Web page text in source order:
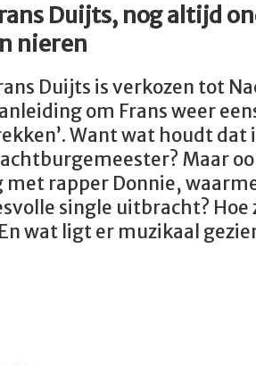
Duijts, nog altijd
nieren
Duijts is verkozen tot
om Frans weer
Want wat houdt dat
Maar
rapper Donnie,
single uitbracht?
wat ligt er muzikaal